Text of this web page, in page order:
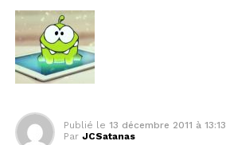
Publié le 13 décembre 2011 à 13:13
Par JCSatanas